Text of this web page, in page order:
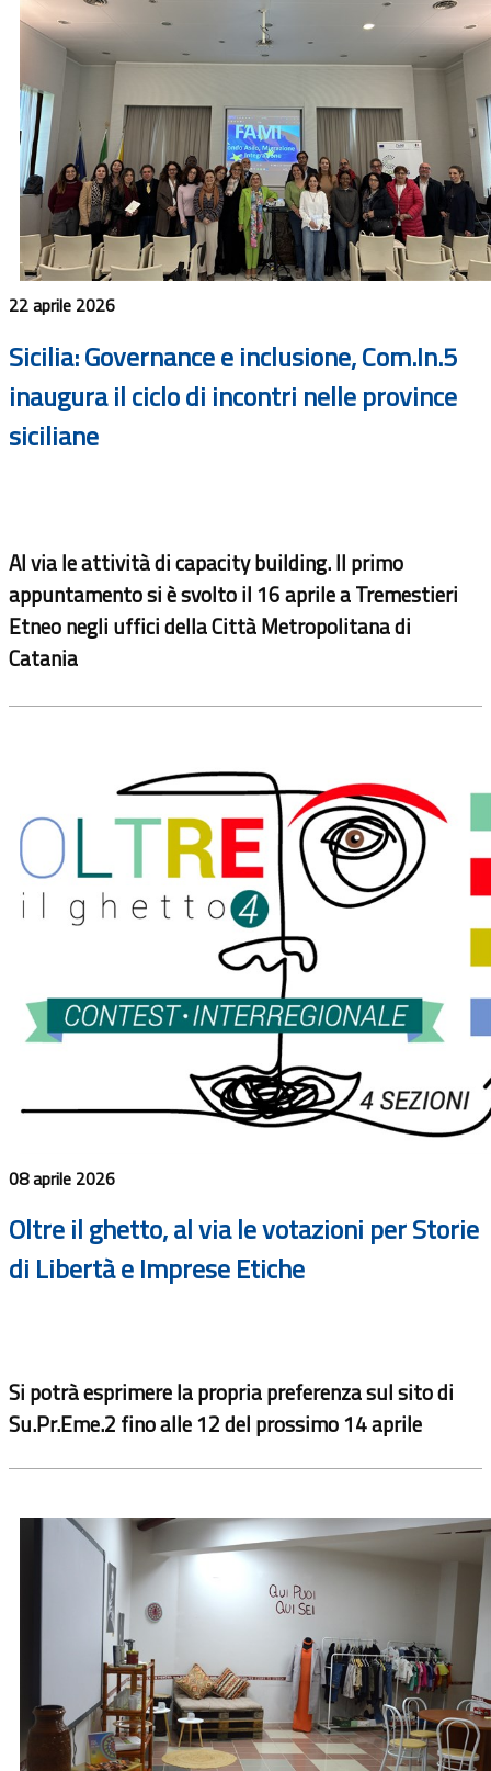
22 aprile 2026
Sicilia: Governance e inclusione, Com.In.5
inaugura il ciclo di incontri nelle province
siciliane
Al via le attività di capacity building. Il primo
appuntamento si è svolto il 16 aprile a Tremestieri
Etneo negli uffici della Città Metropolitana di
Catania
08 aprile 2026
Oltre il ghetto, al via le votazioni per Storie
di Libertà e Imprese Etiche
Si potrà esprimere la propria preferenza sul sito di
Su.Pr.Eme.2 fino alle 12 del prossimo 14 aprile